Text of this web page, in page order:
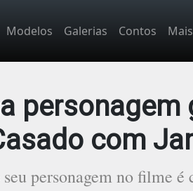
Modelos Galerias Contos Mais
personagem
com
personagem no filme